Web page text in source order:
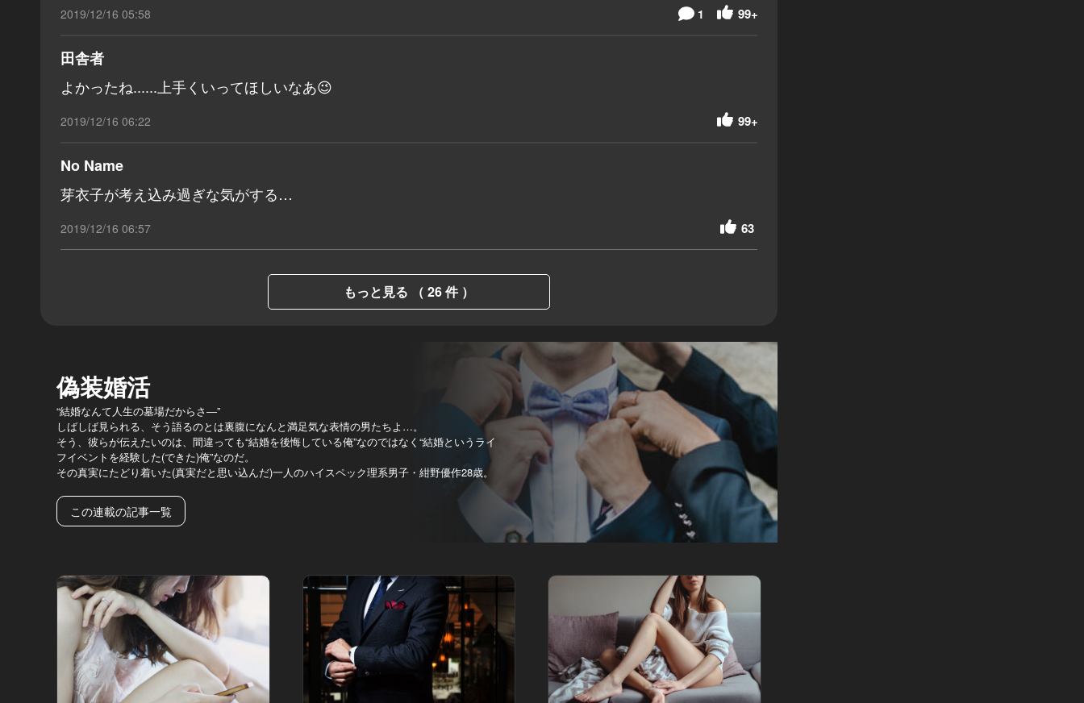
2019/12/16 05:58 99+
1
田舎者
よかったね......上手くいってほしいなあ😉
2019/12/16 06:22 99+
No Name
芽衣子が考え込み過ぎな気がする…
2019/12/16 06:57 63
もっと見る （ 26 件 ）
偽装婚活
“結婚なんて人生の墓場だからさ―”
しばしば見られる、そう語るのとは裏腹になんと満足気な表情の男たちよ…。
そう、彼らが伝えたいのは、間違っても“結婚を後悔している俺”なのではなく“結婚というライ
フイベントを経験した(できた)俺”なのだ。
その真実にたどり着いた(真実だと思い込んだ)一人のハイスペック理系男子・紺野優作28歳。
この連載の記事一覧